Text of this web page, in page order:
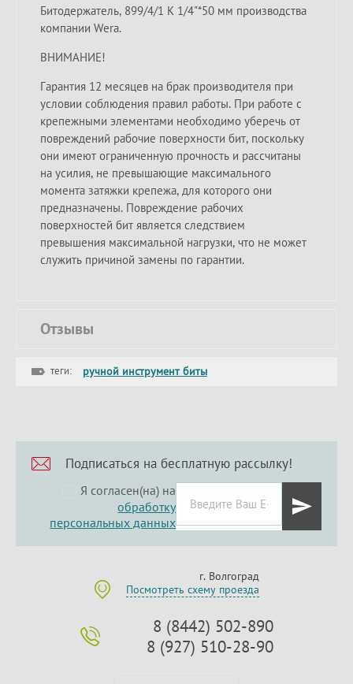
Битодержатель, 899/4/1 К 1/4"*50 мм производства
компании Wera.
ВНИМАНИЕ!
Гарантия 12 месяцев на брак производителя при
условии соблюдения правил работы. При работе с
крепежными элементами необходимо уберечь от
повреждений рабочие поверхности бит, поскольку
они имеют ограниченную прочность и рассчитаны
на усилия, не превышающие максимального
момента затяжки крепежа, для которого они
предназначены. Повреждение рабочих
поверхностей бит является следствием
превышения максимальной нагрузки, что не может
служить причиной замены по гарантии.
Отзывы
теги: ручной инструмент биты
Подписаться на бесплатную рассылку!
Я согласен(на) на
обработку
персональных данных
г. Волгоград
Посмотреть схему проезда
8 (8442) 502-890
8 (927) 510-28-90